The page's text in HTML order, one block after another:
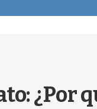
¿Por